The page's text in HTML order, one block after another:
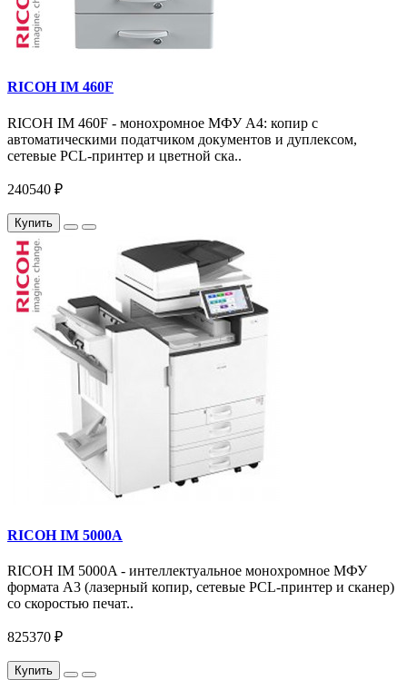
RICOH IM 460F
RICOH IM 460F - монохромное МФУ A4: копир с
автоматическими податчиком документов и дуплексом,
сетевые PCL-принтер и цветной ска..
240540 ₽
Купить
RICOH IM 5000A
RICOH IM 5000A - интеллектуальное монохромное МФУ
формата А3 (лазерный копир, сетевые PCL-принтер и сканер)
со скоростью печат..
825370 ₽
Купить